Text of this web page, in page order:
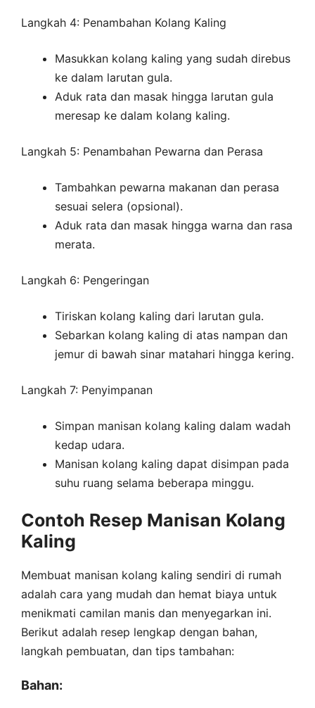
Langkah 4: Penambahan Kolang Kaling
Masukkan kolang kaling yang sudah direbus
ke dalam larutan gula.
Aduk rata dan masak hingga larutan gula
meresap ke dalam kolang kaling.
Langkah 5: Penambahan Pewarna dan Perasa
Tambahkan pewarna makanan dan perasa
sesuai selera (opsional).
Aduk rata dan masak hingga warna dan rasa
merata.
Langkah 6: Pengeringan
Tiriskan kolang kaling dari larutan gula.
Sebarkan kolang kaling di atas nampan dan
jemur di bawah sinar matahari hingga kering.
Langkah 7: Penyimpanan
Simpan manisan kolang kaling dalam wadah
kedap udara.
Manisan kolang kaling dapat disimpan pada
suhu ruang selama beberapa minggu.
Contoh Resep Manisan Kolang
Kaling
Membuat manisan kolang kaling sendiri di rumah
adalah cara yang mudah dan hemat biaya untuk
menikmati camilan manis dan menyegarkan ini.
Berikut adalah resep lengkap dengan bahan,
langkah pembuatan, dan tips tambahan:
Bahan: